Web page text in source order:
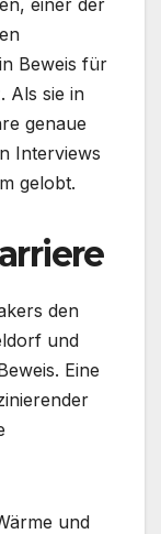
Beweis für
Als sie in
genaue
Interviews
gelobt.
den
und
Eine
und